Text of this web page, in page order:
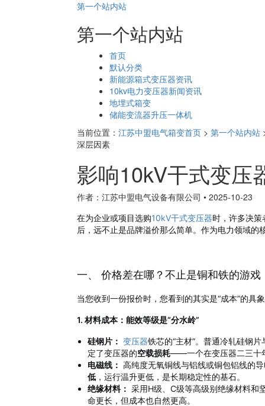
第一个站内站
第一个站内站
首页
默认分类
新能源箱式变压器资讯
10kv电力变压器新闻资讯
地埋式箱变
储能变流器升压一体机
当前位置： 江苏中盟电气箱变首页 > 第一个站内站
深层因素
影响10kV干式变压
作者：江苏中盟电气设备有限公司 • 2025-10-23
在为企业或项目选购10kV干式变压器时，许多决
后，远不止是品牌溢价那么简单。作为电力领域的
一、 价格差在哪？不止是铜和铁的游戏
当您收到一份报价时，您看到的其实是“成本”的具
1. 材料成本：能效等级是“分水岭”
硅钢片： 变压器铁芯的“主材”。普通冷轧硅钢
定了变压器的空载损耗——一个在变压器二三十
电磁线： 高纯度无氧铜线与铝线或铜包铝线的
低 ，运行温升更低，是长期稳定性的基石。
绝缘材料： 采用H级、C级等高级别绝缘材料和
命更长，但成本也自然更高。